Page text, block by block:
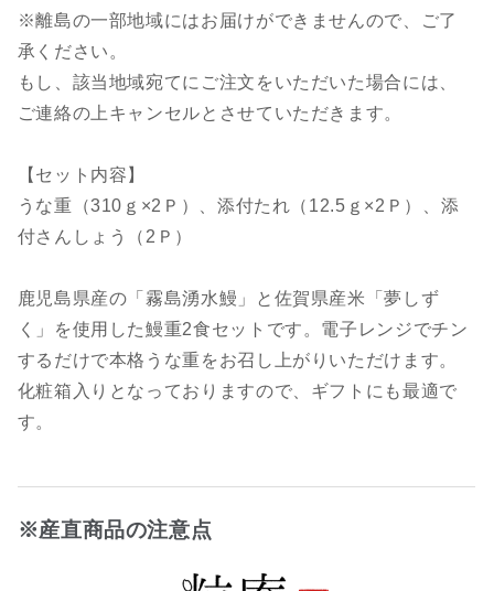
※離島の一部地域にはお届けができませんので、ご了
承ください。
もし、該当地域宛てにご注文をいただいた場合には、
ご連絡の上キャンセルとさせていただきます。
【セット内容】
うな重（310ｇ×2Ｐ）、添付たれ（12.5ｇ×2Ｐ）、添
付さんしょう（2Ｐ）
鹿児島県産の「霧島湧水鰻」と佐賀県産米「夢しず
く」を使用した鰻重2食セットです。電子レンジでチン
するだけで本格うな重をお召し上がりいただけます。
化粧箱入りとなっておりますので、ギフトにも最適で
す。
※産直商品の注意点